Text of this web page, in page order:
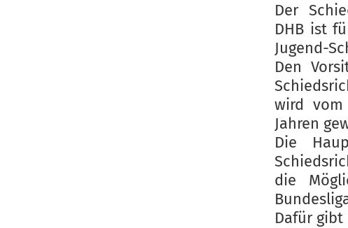
Der
DHB ist
Jugend-
Den
wird vom
Jahren
Die
die
Dafür gibt